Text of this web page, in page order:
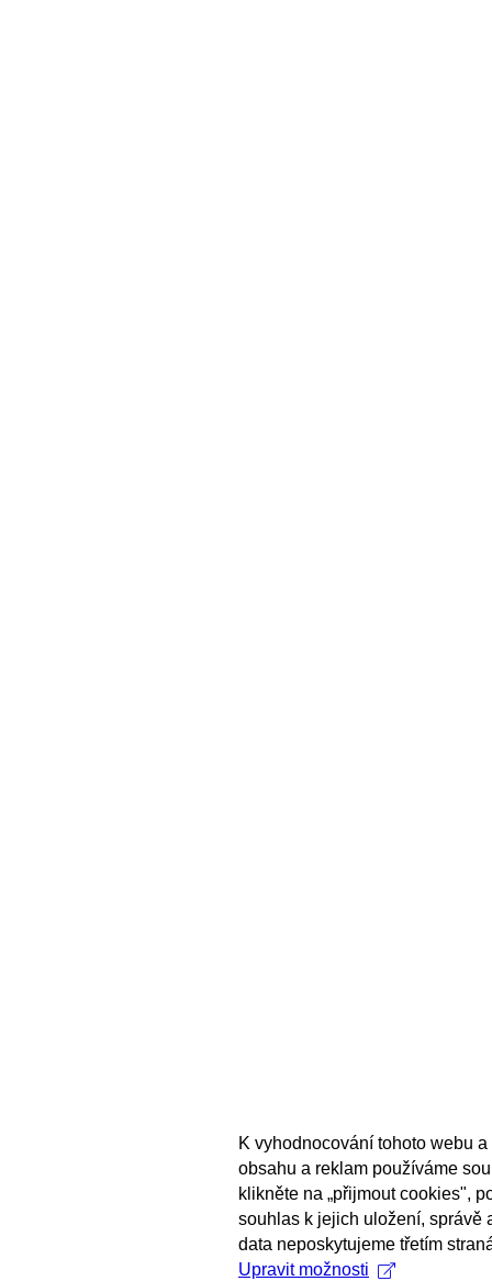
K vyhodnocování tohoto webu
obsahu a reklam používáme
klikněte na „přijmout cookies",
souhlas k jejich uložení, správě
data neposkytujeme třetím
Upravit možnosti